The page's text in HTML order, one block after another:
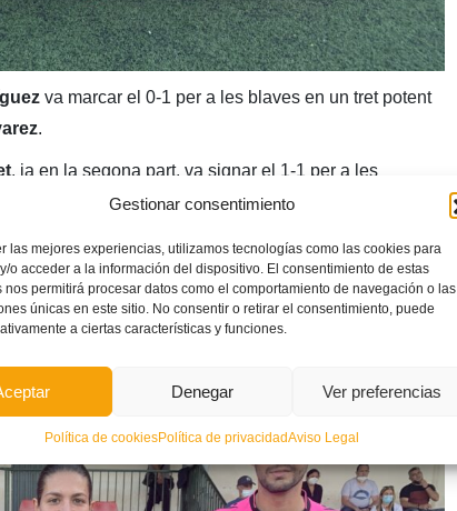
Gestionar consentimiento
las mejores experiencias, utilizamos tecnologías como las cookies para
o acceder a la información del dispositivo. El consentimiento de estas
nos permitirá procesar datos como el comportamiento de navegación o las
únicas en este sitio. No consentir o retirar el consentimiento, puede
a ciertas características y funciones.
Denegar Ver preferencias
Política de cookiesPolítica de privacidadAviso Legal
va marcar el 0-1 per a les blaves en un tret potent
.
, ja en la segona part, va signar el 1-1 per a les
delValencia CF Beatriz Muñozamb un tret
va estar format perAriana Chuliá, Sandra Sáiz i